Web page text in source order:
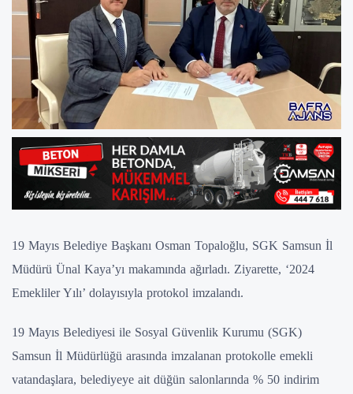
19 Mayıs Belediye Başkanı Osman Topaloğlu, SGK Samsun İl
Müdürü Ünal Kaya’yı makamında ağırladı. Ziyarette, ‘2024
Emekliler Yılı’ dolayısıyla protokol imzalandı.
19 Mayıs Belediyesi ile Sosyal Güvenlik Kurumu (SGK)
Samsun İl Müdürlüğü arasında imzalanan protokolle emekli
vatandaşlara, belediyeye ait düğün salonlarında % 50 indirim